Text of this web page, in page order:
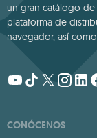
un gran catálogo
plataforma de
navegador, así
CONÓCENOS